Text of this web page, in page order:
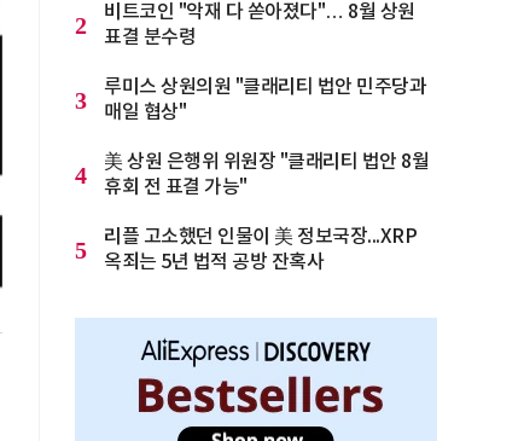
2
비트코인 "악재 다 쏟아졌다"… 8월 상원
표결 분수령
3
루미스 상원의원 "클래리티 법안 민주당과
매일 협상"
4
美 상원 은행위 위원장 "클래리티 법안 8월
휴회 전 표결 가능"
5
리플 고소했던 인물이 美 정보국장...XRP
옥죄는 5년 법적 공방 잔혹사